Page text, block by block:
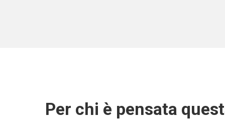
Per chi è pensata